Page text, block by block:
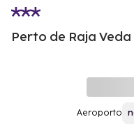
Perto de Raja
Aeroporto